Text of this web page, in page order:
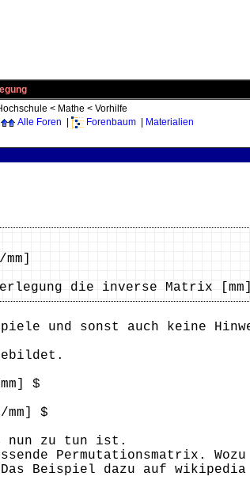
< Mathe < Vorhilfe
Alle Foren Forenbaum Materialien
die inverse Matrix
und sonst auch keine
$
$
nun zu tun ist.
Permutationsmatrix.
Beispiel dazu auf